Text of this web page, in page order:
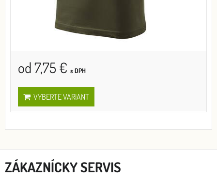
od 7,75 € s DPH
VYBERTE VARIANT
ZÁKAZNÍCKY SERVIS